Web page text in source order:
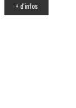
+ d'infos